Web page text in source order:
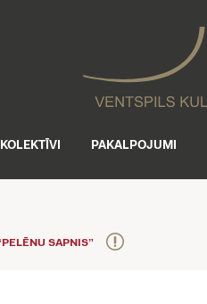
KOLEKTĪVI PAKALPOJUMI
SAPNIS”